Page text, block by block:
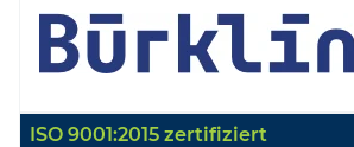
ISO 9001:2015 zertifiziert